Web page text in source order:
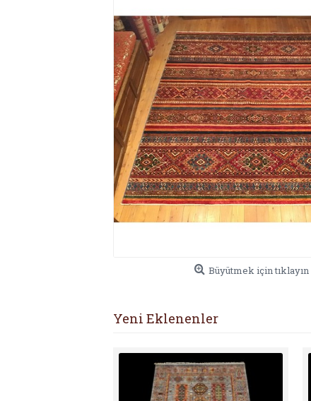
Büyütmek için tıklayın
Yeni Eklenenler